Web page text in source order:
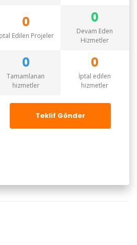
0
Edilen Projeler
0
Devam Eden
Hizmetler
0
Tamamlanan
hizmetler
0
İptal edilen
hizmetler
Teklif Gönder